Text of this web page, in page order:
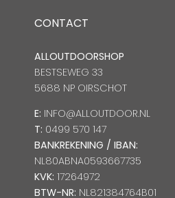
CONTACT
ALLOUTDOORSHOP
BESTSEWEG 33
5688 NP OIRSCHOT
E: INFO@ALLOUTDOOR.NL
T: 0499 570 147
BANKREKENING / IBAN:
NL80ABNA0593667735
KVK: 17264972
BTW-NR: NL821384764B01